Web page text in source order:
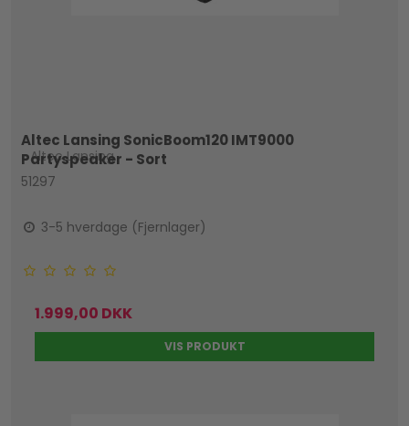
Altec Lansing SonicBoom120 IMT9000
Partyspeaker - Sort
Altec Lansing
51297
3-5 hverdage (Fjernlager)
1.999,00 DKK
VIS PRODUKT